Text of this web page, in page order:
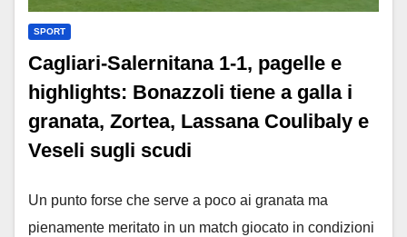
SPORT
Cagliari-Salernitana 1-1, pagelle e
highlights: Bonazzoli tiene a galla i
granata, Zortea, Lassana Coulibaly e
Veseli sugli scudi
Un punto forse che serve a poco ai granata ma
pienamente meritato in un match giocato in condizioni